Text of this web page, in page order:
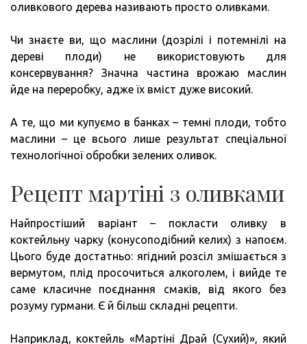
оливкового дерева називають просто оливками.
Чи знаєте ви, що маслини (дозрілі і потемнілі на
дереві плоди) не використовують для
консервування? Значна частина врожаю маслин
йде на переробку, адже їх вміст дуже високий.
А те, що ми купуємо в банках – темні плоди, тобто
маслини – це всього лише результат спеціальної
технологічної обробки зелених оливок.
Рецепт мартіні з оливками
Найпростіший варіант – покласти оливку в
коктейльну чарку (конусоподібний келих) з напоєм.
Цього буде достатньо: ягідний розсіл змішається з
вермутом, плід просочиться алкоголем, і вийде те
саме класичне поєднання смаків, від якого без
розуму гурмани. Є й більш складні рецепти.
Наприклад, коктейль «Мартіні Драй (Сухий)», який